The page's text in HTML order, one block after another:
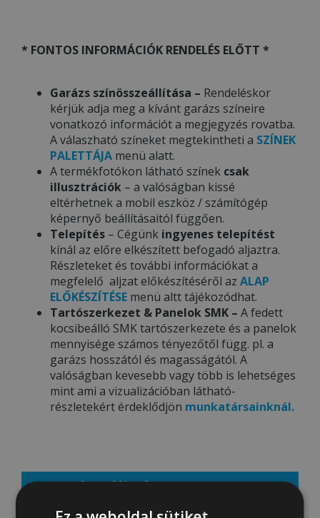
* FONTOS INFORMÁCIÓK RENDELÉS ELŐTT *
Garázs színösszeállítása – Rendeléskor
kérjük adja meg a kívánt garázs színeire
vonatkozó információt a megjegyzés rovatba.
A válaszható színeket megtekintheti a SZÍNEK
PALETTÁJA menü alatt.
A termékfotókon látható színek csak
illusztrációk – a valóságban kissé
eltérhetnek a mobil eszköz / számítógép
képernyő beállításaitól függően.
Telepítés – Cégünk ingyenes telepítést
kínál az előre elkészített befogadó aljaztra.
Részleteket és további információkat a
megfelelő aljzat előkészítéséről az ALAP
ELŐKÉSZÍTÉSE menü altt tájékozódhat.
Tartószerkezet & Panelok SMK – A fedett
kocsibeálló SMK tartószerkezete és a panelok
mennyisége számos tényezőtől függ. pl. a
garázs hosszától és magasságától. A
valóságban kevesebb vagy több is lehetséges
mint ami a vizualizációban látható-
részletekért érdeklődjön munkatársainknál.
Aktuális ár: 1984000 Ft